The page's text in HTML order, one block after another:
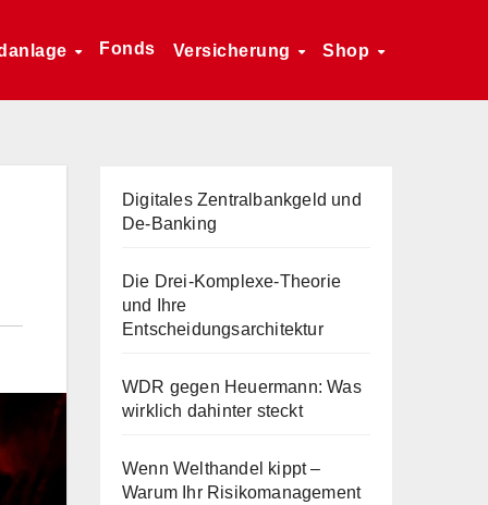
Fonds Versicherung Shop
Digitales Zentralbankgeld und
De-Banking
Die Drei-Komplexe-Theorie
und Ihre
Entscheidungsarchitektur
WDR gegen Heuermann: Was
wirklich dahinter steckt
Wenn Welthandel kippt –
Warum Ihr Risikomanagement